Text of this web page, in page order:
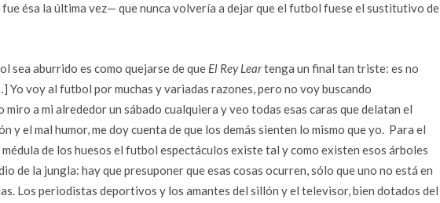
ésa la última vez— que nunca volvería a dejar que el futbol fuese el sustitutivo de
sea aburrido es como quejarse de que El Rey Leartenga un final tan triste: es no
Yo voy al futbol por muchas y variadas razones, pero no voy buscando
a mi alrededor un sábado cualquiera y veo todas esas caras que delatan el
y el mal humor, me doy cuenta de que los demás sienten lo mismo que yo. Para el
médula de los huesos el futbol espectáculos existe tal y como existen esos árboles
de la jungla: hay que presuponer que esas cosas ocurren, sólo que uno no está en
Los periodistas deportivos y los amantes del sillón y el televisor, bien dotados del